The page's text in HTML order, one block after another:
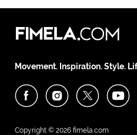
Movement. Inspiration. Style.
Copyright © 2026 fimela.com